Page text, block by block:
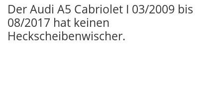
Der Audi A5 Cabriolet I 03/2009 bis
08/2017 hat keinen
Heckscheibenwischer.